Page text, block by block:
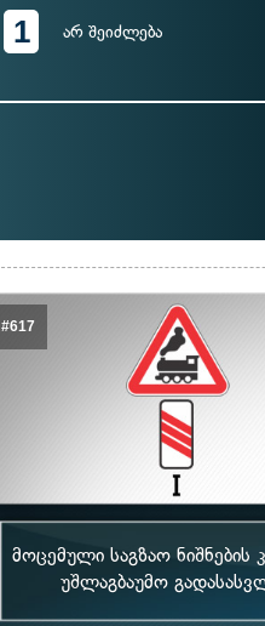
1 არ შეიძლება
#617
მოცემული საგზაო ნიშნების
უშლაგბაუმო